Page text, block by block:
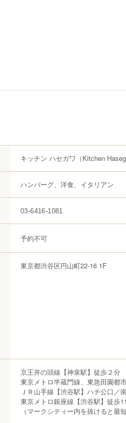
キッチン ハセガワ （Kitchen
ハンバーグ、洋食、イタリアン
03-6416-1081
予約不可
東京都渋谷区円山町22-16 1F
京王井の頭線【神泉駅】徒歩２分
東京メトロ半蔵門線、東急田園都
ＪＲ山手線【渋谷駅】ハチ公口
東京メトロ銀座線【渋谷駅】徒歩
（マークシティー内を抜けると最